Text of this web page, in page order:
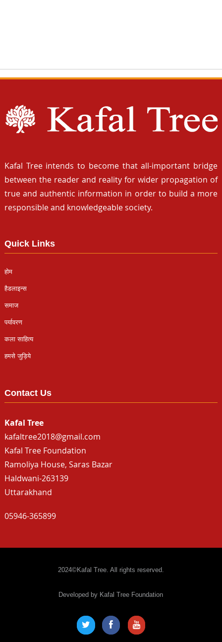
Kafal Tree intends to become that all-important bridge
between the reader and reality for wider propagation of
true and authentic information in order to build a more
responsible and knowledgeable society.
Quick Links
होम
हैडलाइन्स
समाज
पर्यावरण
कला साहित्य
हमसे जुड़िये
Contact Us
Kafal Tree
kafaltree2018@gmail.com
Kafal Tree Foundation
Ramoliya House, Saras Bazar
Haldwani-263139
Uttarakhand
05946-365899
2024©Kafal Tree. All rights reserved.
Developed by Kafal Tree Foundation